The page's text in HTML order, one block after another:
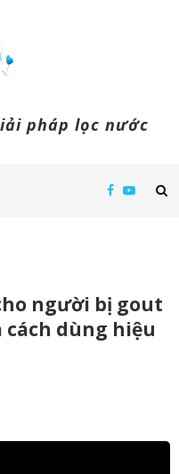
pháp lọc nước
người bị gout
cách dùng hiệu